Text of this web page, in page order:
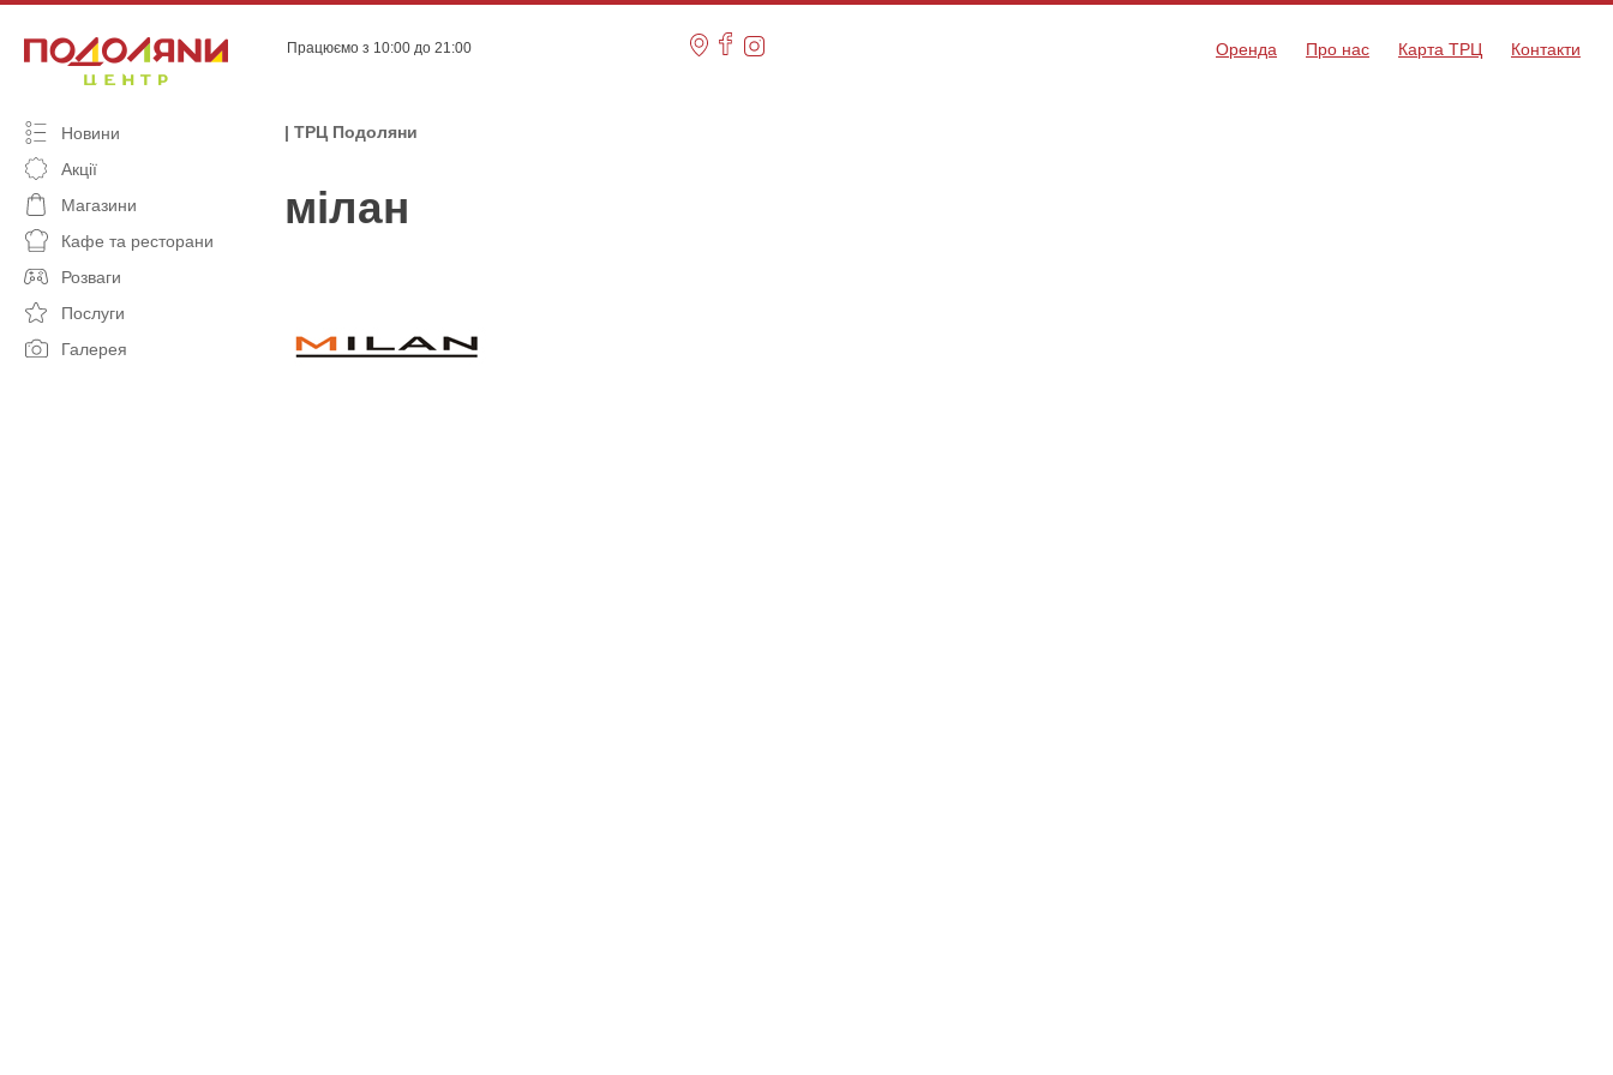
content
Працюємо з 10:00 до 21:00 Оренда Про нас Карта ТРЦ Контакти
Новини
Акції
Магазини
Кафе та ресторани
Розваги
Послуги
Галерея
| ТРЦ Подоляни
мілан